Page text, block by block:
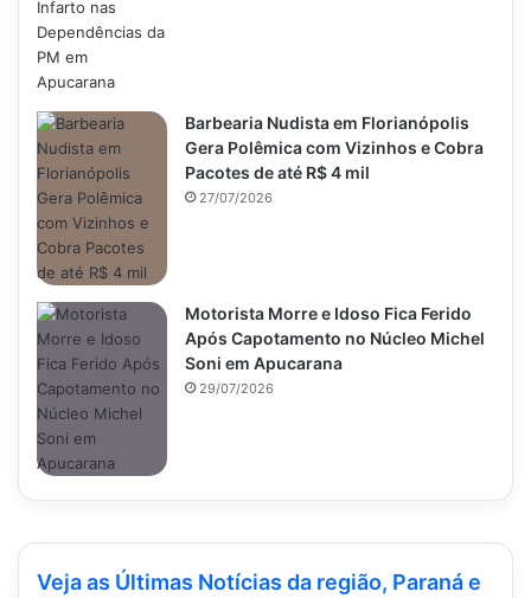
Veja as Últimas Notícias da região, Paraná e
Barbearia Nudista em Florianópolis
Gera Polêmica com Vizinhos e Cobra
Pacotes de até R$ 4 mil
27/07/2026
Motorista Morre e Idoso Fica Ferido
Após Capotamento no Núcleo Michel
Soni em Apucarana
29/07/2026